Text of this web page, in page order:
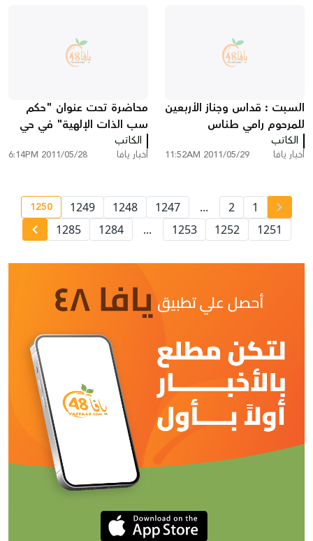
السبت : قداس وجناز الأربعين
للمرحوم رامي طناس
الكاتب
أخبار يافا 2011/05/29 11:52AM
محاضرة تحت عنوان "حكم
سب الذات الإلهية" في حي
كرم الدلق في يافا
الكاتب
أخبار يافا 2011/05/28 6:14PM
1
2
...
1247
1248
1249
number1250
1251
1252
1253
...
1284
1285